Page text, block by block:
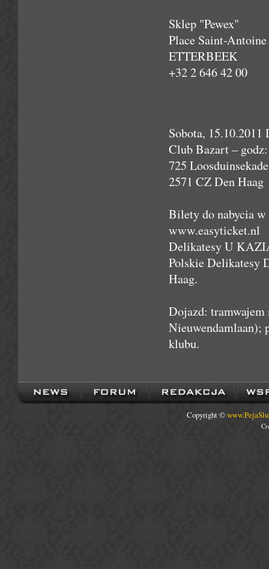
Sklep "Pewex"
Place Saint-Antoine
ETTERBEEK
+32 2 646 42 00
Sobota, 15.10.2011
Club Bazart –
725 Loosduinsekade
2571 CZ Den Haag
Bilety do nabycia
www.easyticket.nl
Delikatesy U
Polskie Delikatesy
Haag.
Dojazd:
Nieuwendamlaan);
klubu.
Copyright ©